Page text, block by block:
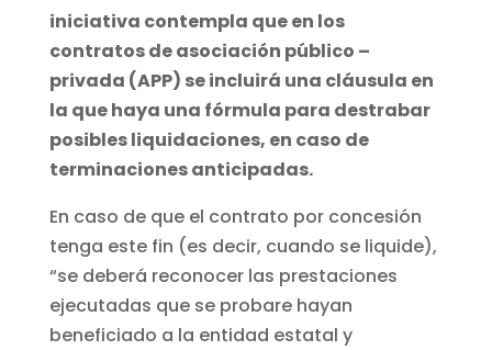
iniciativa contempla que en los
contratos de asociación público –
privada (APP) se incluirá una cláusula en
la que haya una fórmula para destrabar
posibles liquidaciones, en caso de
terminaciones anticipadas.
En caso de que el contrato por concesión
tenga este fin (es decir, cuando se liquide),
“se deberá reconocer las prestaciones
ejecutadas que se probare hayan
beneficiado a la entidad estatal y